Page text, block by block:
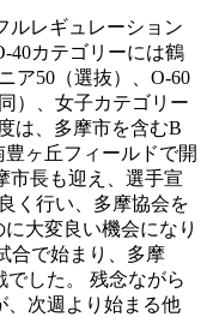
ュレーション
40カテゴリーには鶴
ア50（選抜）、O-60
）、女子カテゴリー
は、多摩市を含むB
ヶ丘フィールドで開
市長も迎え、選手宣
く行い、多摩協会を
大変良い機会になり
合で始まり、多摩
した。 残念ながら
、次週より始まる他